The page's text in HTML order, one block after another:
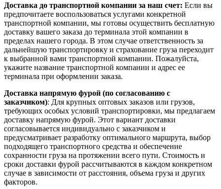
Доставка до транспортной компании за наш счет: Если вы
предпочитаете воспользоваться услугами конкретной
транспортной компании, мы готовы осуществить бесплатную
доставку вашего заказа до терминала этой компании в
пределах нашего города. В этом случае ответственность за
дальнейшую транспортировку и страхование груза переходит
к выбранной вами транспортной компании. Пожалуйста,
укажите название транспортной компании и адрес ее
терминала при оформлении заказа.
Доставка напрямую фурой (по согласованию с
заказчиком): Для крупных оптовых заказов или грузов,
требующих особых условий транспортировки, мы предлагаем
доставку напрямую фурой. Этот вариант доставки
согласовывается индивидуально с заказчиком и
предусматривает разработку оптимального маршрута, выбор
подходящего транспортного средства и обеспечение
сохранности груза на протяжении всего пути. Стоимость и
сроки доставки фурой рассчитываются в каждом конкретном
случае в зависимости от расстояния, объема груза и других
факторов.